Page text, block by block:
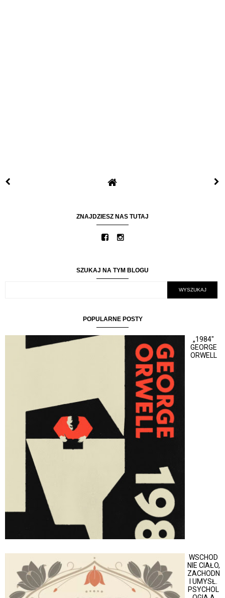
ZNAJDZIESZ NAS TUTAJ
SZUKAJ NA TYM BLOGU
POPULARNE POSTY
„1984"
GEORGE
ORWELL
WSCHOD
NIE CIAŁO,
ZACHODN
I UMYSŁ.
PSYCHOL